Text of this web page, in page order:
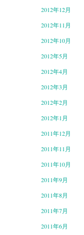
2012年12月
2012年11月
2012年10月
2012年5月
2012年4月
2012年3月
2012年2月
2012年1月
2011年12月
2011年11月
2011年10月
2011年9月
2011年8月
2011年7月
2011年6月